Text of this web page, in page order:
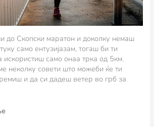
до Скопски маратон и доколку немаш
само ентузијазам, тогаш би ти
искористиш само онаа трка од 5км.
неколку совети што можеби ќе ти
и да си дадеш ветер во грб за